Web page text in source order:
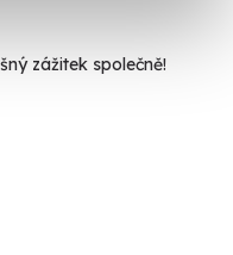
zážitek společně!